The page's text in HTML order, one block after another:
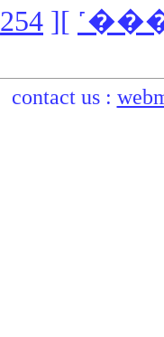
254 ][
contact us :